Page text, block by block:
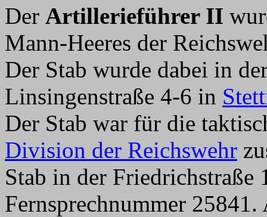
Der Artillerieführer II
Mann-Heeres der
Der Stab wurde dabei in
Linsingenstraße 4-6 in
Der Stab war für die
Division der Reichswehr
Stab in der
Fernsprechnummer